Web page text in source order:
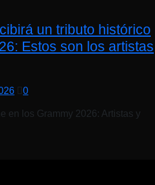
un tributo histórico
Estos son los artistas
0
en los Grammy 2026: Artistas y